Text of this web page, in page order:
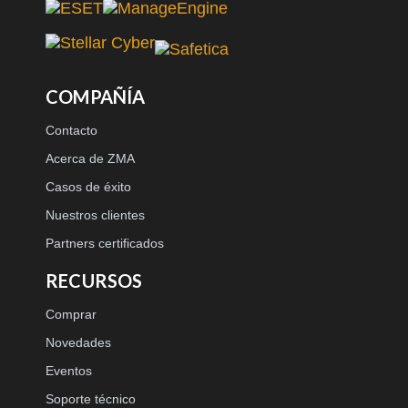
COMPAÑÍA
Contacto
Acerca de ZMA
Casos de éxito
Nuestros clientes
Partners certificados
RECURSOS
Comprar
Novedades
Eventos
Soporte técnico